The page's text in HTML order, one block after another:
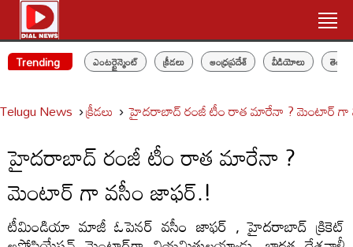
Trending ఎంటర్టైన్మెంట్ క్రీడలు ఆంధ్రప్రదేశ్ వీడియోలు
Telugu News క్రీడలు హైదరాబాద్ రంజీ టీం రాత మారేనా ? మెంటార్ గా
హైదరాబాద్ రంజీ టీం రాత మారేనా ?
మెంటార్ గా వసీం జాఫర్.!
టీమిండియా మాజీ ఓపెనర్‌ వసీం జాఫర్ , హైదరాబాద్ క్రికెట్